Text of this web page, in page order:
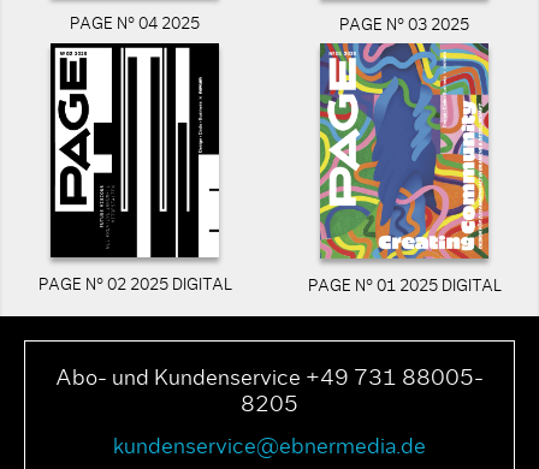
PAGE N° 04 2025 PAGE N° 03 2025
PAGE N° 02 2025 DIGITAL PAGE N° 01 2025 DIGITAL
Abo- und Kundenservice +49 731 88005-
8205
kundenservice@ebnermedia.de